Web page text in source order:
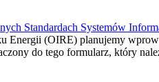
Standardach Systemów
Energii (OIRE) planujemy
do tego formularz, który